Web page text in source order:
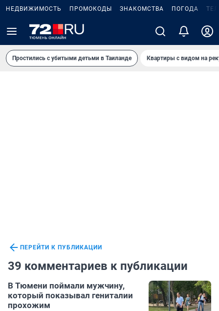
НЕДВИЖИМОСТЬ ПРОМОКОДЫ ЗНАКОМСТВА ПОГОДА
Простились с убитыми детьми в Таиланде Квартиры с видом на
ПЕРЕЙТИ К ПУБЛИКАЦИИ
39 комментариев к публикации
В Тюмени поймали мужчину,
который показывал гениталии
прохожим